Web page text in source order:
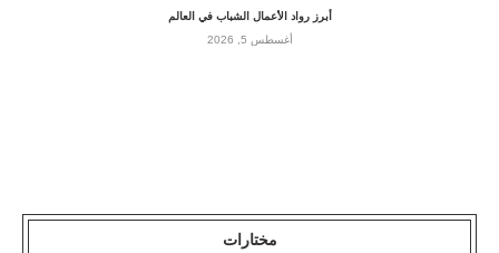
أبرز رواد الأعمال الشباب في العالم
أغسطس 5, 2026
مختارات